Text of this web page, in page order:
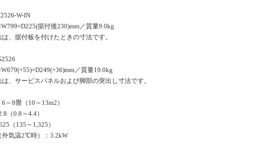
隣地域 大型家電等の【設置サービス】
詳細はこちら
休日となりますため、休日中のご注文のお受付・お問い合わせのご返信は翌営業日より順次行います
品ページの営業日カレンダーにてご確認ください。
W-IN
据付後230)mm／質量9.0kg
、据付板を付けたときの寸法です。
／質量19.0kg
、サービスパネルおよび脚部の突出し寸法です。
～8畳（10～13m2）
（0.8～4.4）
（135～1,325）
外気温2℃時）：3.2kW